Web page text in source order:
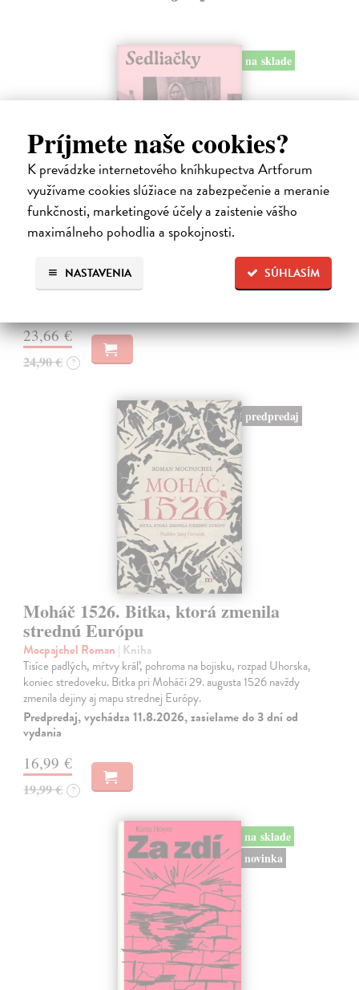
Príjmete naše cookies?
K prevádzke internetového kníhkupectva Artforum
využívame cookies slúžiace na zabezpečenie a meranie
funkčnosti, marketingové účely a zaistenie vášho
maximálneho pohodlia a spokojnosti.
SÚHLASÍM
NASTAVENIA
na sklade
Sedliačky
„Neplač, dieťa moje. Každá žena je otrokyňa, tak ani ty nebudeš
vyvolená,“ hovorí babka svojej mladej vnučke.
23,66 €
24,90 € ?
predpredaj
Moháč 1526. Bitka, ktorá zmenila
strednú Európu
Mocpajchel Roman | Kniha
Tisíce padlých, mŕtvy kráľ, pohroma na bojisku, rozpad Uhorska,
koniec stredoveku. Bitka pri Moháči 29. augusta 1526 navždy
zmenila dejiny aj mapu strednej Európy.
Predpredaj, vychádza 11.8.2026, zasielame do 3 dní od
vydania
16,99 €
19,99 € ?
na sklade
novinka